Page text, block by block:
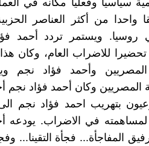
سياسيا وفعليا مكانه في
واحدا من أكثر العناصر
في روسيا. ويستمر تردد
للاضراب العام، وكان هذا
وأحمد فؤاد نجم
المصريين وكان أحمد فؤاد نجم
بتهريب احمد فؤاد نجم
في الاضراب. يودعه
المفاجأة... فجأة التقينا...